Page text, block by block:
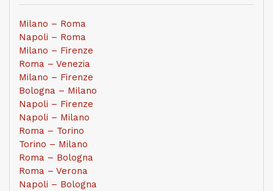
Milano – Roma
Napoli – Roma
Milano – Firenze
Roma – Venezia
Milano – Firenze
Bologna – Milano
Napoli – Firenze
Napoli – Milano
Roma – Torino
Torino – Milano
Roma – Bologna
Roma – Verona
Napoli – Bologna